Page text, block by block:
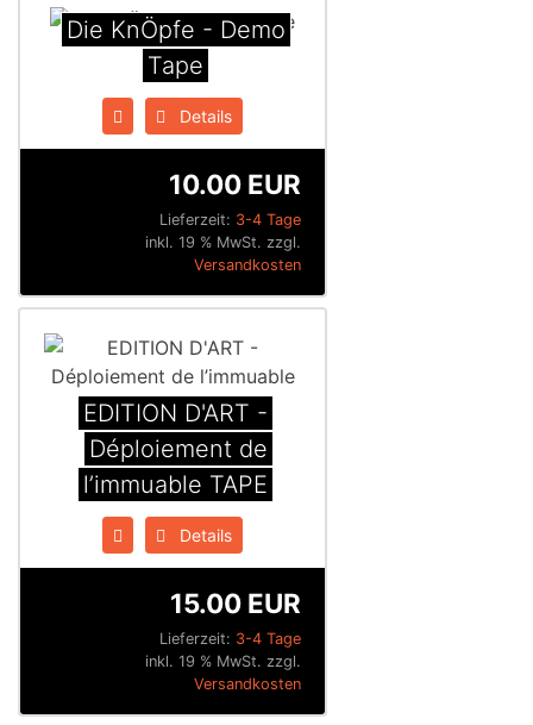
Die KnÖpfe - Demo
Tape
Details
Lieferzeit: 3-4 Tage
10.00 EUR
inkl. 19 % MwSt. zzgl.
Versandkosten
EDITION D'ART -
Déploiement de
l’immuable TAPE
Details
Lieferzeit: 3-4 Tage
15.00 EUR
inkl. 19 % MwSt. zzgl.
Versandkosten